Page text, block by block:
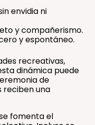
envidia ni
y compañerismo.
y espontáneo.
recreativas,
dinámica puede
de
reciben una
fomenta el